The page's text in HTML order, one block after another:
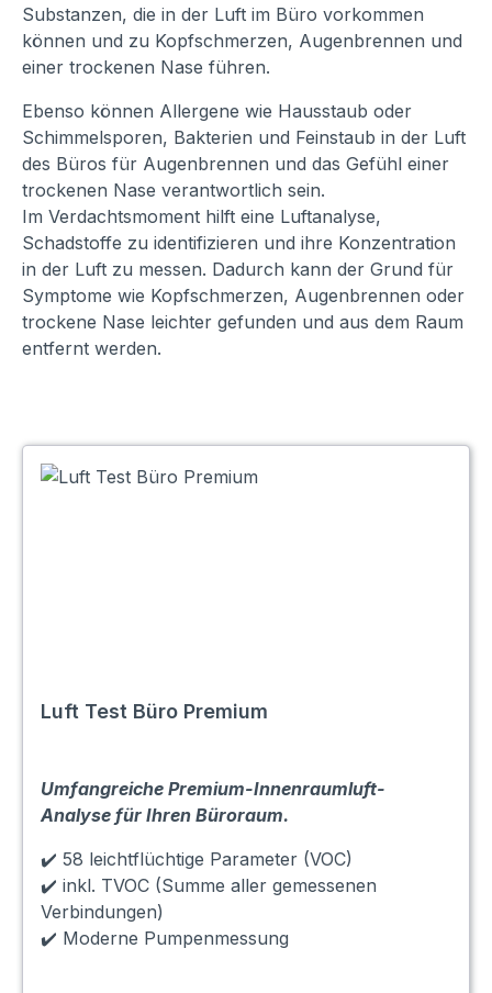
Substanzen, die in der Luft im Büro vorkommen
können und zu Kopfschmerzen, Augenbrennen und
einer trockenen Nase führen.
Ebenso können Allergene wie Hausstaub oder
Schimmelsporen, Bakterien und Feinstaub in der Luft
des Büros für Augenbrennen und das Gefühl einer
trockenen Nase verantwortlich sein.
Im Verdachtsmoment hilft eine Luftanalyse,
Schadstoffe zu identifizieren und ihre Konzentration
in der Luft zu messen. Dadurch kann der Grund für
Symptome wie Kopfschmerzen, Augenbrennen oder
trockene Nase leichter gefunden und aus dem Raum
entfernt werden.
Luft Test Büro Premium
Umfangreiche Premium-Innenraumluft-
Analyse für Ihren Büroraum.
✔️ 58 leichtflüchtige Parameter (VOC)
✔️ inkl. TVOC (Summe aller gemessenen
Verbindungen)
✔️ Moderne Pumpenmessung